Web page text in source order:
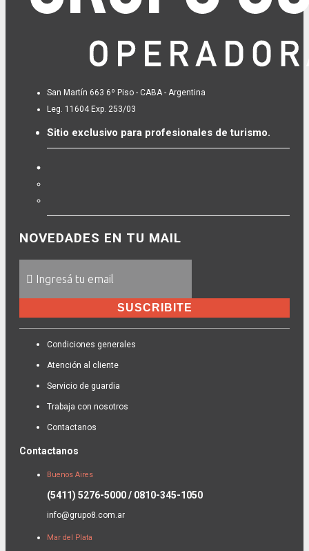
San Martín 663 6º Piso - CABA - Argentina
Leg. 11604 Exp. 253/03
Sitio exclusivo para profesionales de turismo.
NOVEDADES EN TU MAIL
SUSCRIBITE
Condiciones generales
Atención al cliente
Servicio de guardia
Trabaja con nosotros
Contactanos
Contactanos
Buenos Aires
(5411) 5276-5000 / 0810-345-1050
info@grupo8.com.ar
Mar del Plata